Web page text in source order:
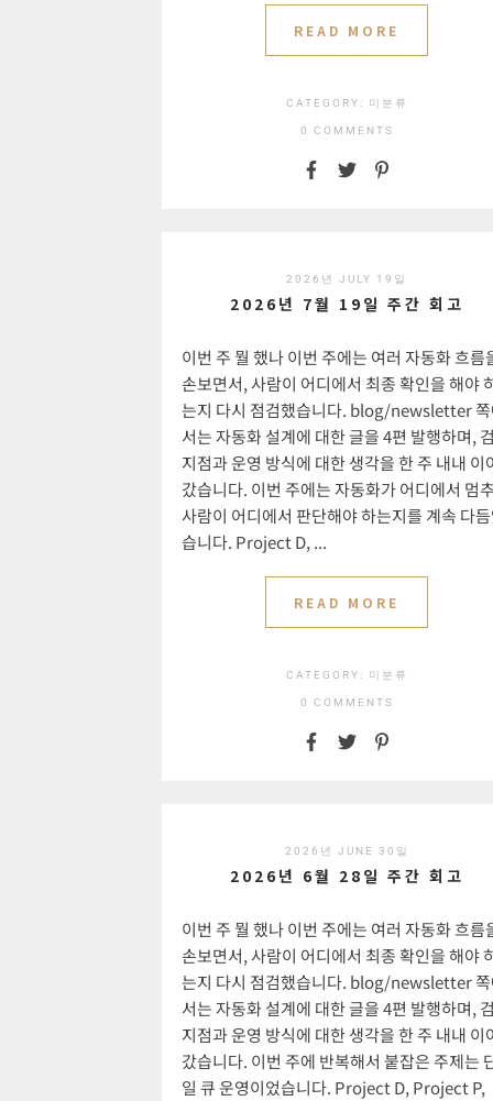
READ MORE
CATEGORY: 미분류
0 COMMENTS
2026년 JULY 19일
2026년 7월 19일 주간 회고
이번 주 뭘 했나 이번 주에는 여러 자동화 흐름
손보면서, 사람이 어디에서 최종 확인을 해야
는지 다시 점검했습니다. blog/newsletter
서는 자동화 설계에 대한 글을 4편 발행하며,
지점과 운영 방식에 대한 생각을 한 주 내내 이
갔습니다. 이번 주에는 자동화가 어디에서 멈
사람이 어디에서 판단해야 하는지를 계속 다
습니다. Project D, ...
READ MORE
CATEGORY: 미분류
0 COMMENTS
2026년 JUNE 30일
2026년 6월 28일 주간 회고
이번 주 뭘 했나 이번 주에는 여러 자동화 흐름
손보면서, 사람이 어디에서 최종 확인을 해야
는지 다시 점검했습니다. blog/newsletter
서는 자동화 설계에 대한 글을 4편 발행하며,
지점과 운영 방식에 대한 생각을 한 주 내내 이
갔습니다. 이번 주에 반복해서 붙잡은 주제는
일 큐 운영이었습니다. Project D, Project P,